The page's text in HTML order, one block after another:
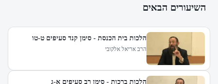
השיעורים הבאים
הלכות בית הכנסת - סימן קנד סעיפים ט-טו
הרב אריאל אלקובי
הלכות ברכות - סימן רב סעיפים א-ג